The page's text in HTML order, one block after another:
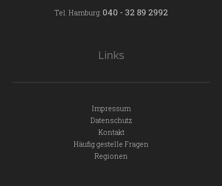
Tel. Hamburg: 040 - 32 89 2992
Links
Impressum
Datenschutz
Kontakt
Häufig gestelle Fragen
Regionen